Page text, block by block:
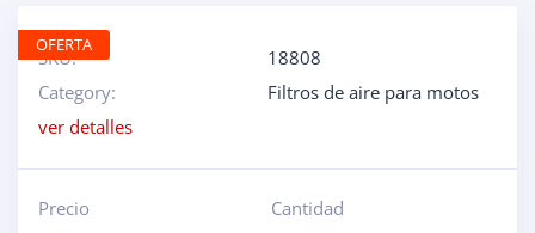
SKU:
18808
Category:
Filtros de aire para motos
ver detalles
Precio
Cantidad
OFERTA